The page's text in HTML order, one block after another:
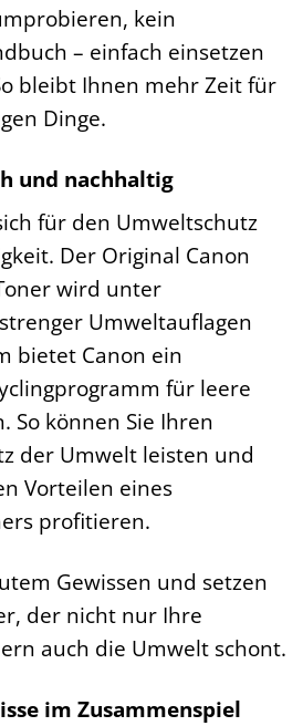
kein
– einfach einsetzen
bleibt Ihnen mehr Zeit für
Dinge.
und nachhaltig
für den Umweltschutz
Der Original Canon
wird unter
Umweltauflagen
bietet Canon ein
für leere
So können Sie Ihren
der Umwelt leisten und
Vorteilen eines
profitieren.
Gewissen und setzen
der nicht nur Ihre
auch die Umwelt schont.
im Zusammenspiel